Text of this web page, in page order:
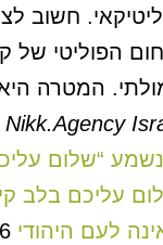
חשוב
הפוליטי של
המטרה
“שלום
עליכם בלב
לעם היהודי